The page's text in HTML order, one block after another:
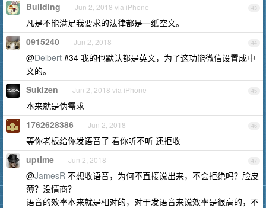
43
Building Jun 2, 2018 via iPhone
凡是不能满足我要求的法律都是一纸空文。
44
0915240 Jun 2, 2018
@Delbert #34 我的也默认都是英文，为了这功能微信设置成中
文的。
45
Sukizen Jun 2, 2018 via iPhone
本来就是伪需求
46
1762628386 Jun 2, 2018
等你老板给你发语音了 看你听不听 还拒收
47
uptime Jun 2, 2018
@JamesR 不想收语音，为何不直接说出来，不会拒绝吗？脸皮
薄？没情商？
语音的效率本来就是相对的，对于发语音来说效率是很高的，不